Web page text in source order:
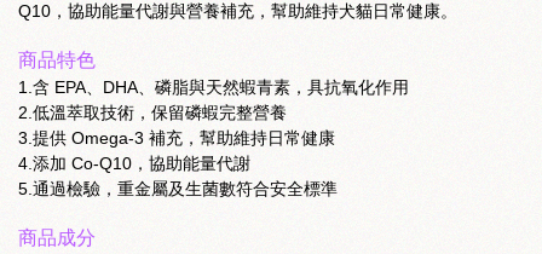
Q10，協助能量代謝與營養補充，幫助維持犬貓日常健康。
商品特色
1.含 EPA、DHA、磷脂與天然蝦青素，具抗氧化作用
2.低溫萃取技術，保留磷蝦完整營養
3.提供 Omega-3 補充，幫助維持日常健康
4.添加 Co-Q10，協助能量代謝
5.通過檢驗，重金屬及生菌數符合安全標準
商品成分